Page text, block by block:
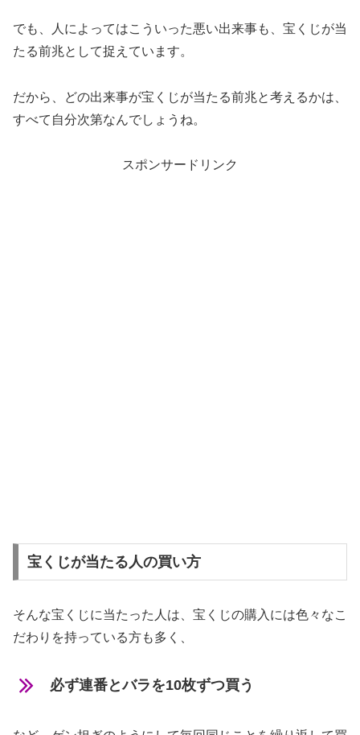
でも、人によってはこういった悪い出来事も、宝くじが当
たる前兆として捉えています。
だから、どの出来事が宝くじが当たる前兆と考えるかは、
すべて自分次第なんでしょうね。
スポンサードリンク
宝くじが当たる人の買い方
そんな宝くじに当たった人は、宝くじの購入には色々なこ
だわりを持っている方も多く、
必ず連番とバラを10枚ずつ買う